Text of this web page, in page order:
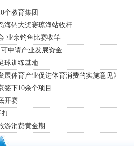
个教育集团
海钓大奖赛琼海站收杆
业余钓鱼比赛收竿
申请产业发展资金
球训练基地
展体育产业促进体育消费的实施意见》
签下10余个项目
开赛
打
游消费黄金期